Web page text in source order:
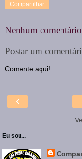
Compartilhar
Nenhum
Postar um
Comente aqui!
‹
Eu sou...